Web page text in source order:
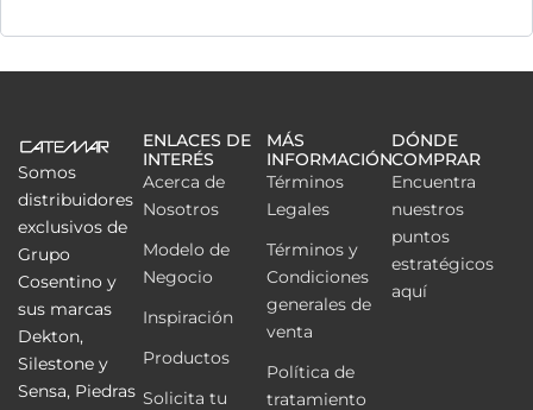
Somos
distribuidores
exclusivos de
Grupo
Cosentino y
sus marcas
Dekton,
Silestone y
Sensa, Piedras
ENLACES DE
INTERÉS
Acerca de
Nosotros
Modelo de
Negocio
Inspiración
Productos
Solicita tu
MÁS
INFORMACIÓN
Términos
Legales
Términos y
Condiciones
generales de
venta
Política de
tratamiento
DÓNDE
COMPRAR
Encuentra
nuestros
puntos
estratégicos
aquí